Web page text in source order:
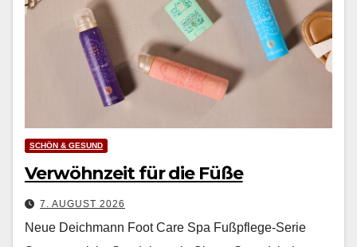
SCHÖN & GESUND
Verwöhnzeit für die Füße
7. AUGUST 2026
Neue Deichmann Foot Care Spa Fußpflege-Serie